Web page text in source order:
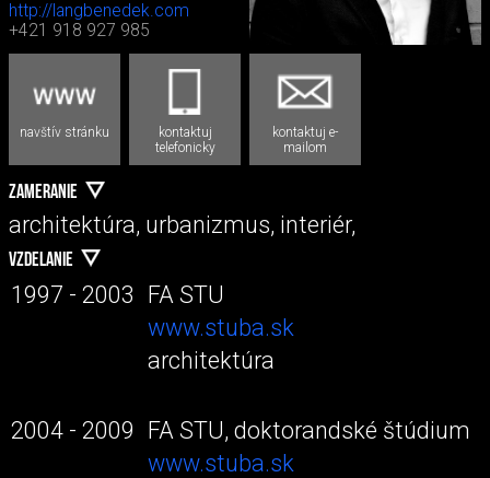
http://langbenedek.com
+421 918 927 985
navštív stránku
kontaktuj
telefonicky
kontaktuj e-
mailom
ZAMERANIE
architektúra, urbanizmus, interiér,
VZDELANIE
1997 - 2003 FA STU
www.stuba.sk
architektúra
2004 - 2009 FA STU, doktorandské štúdium
www.stuba.sk